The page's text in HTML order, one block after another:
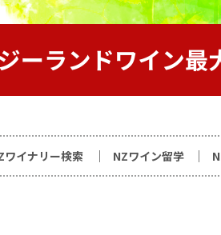
ワイナリー検索 NZワイン留学